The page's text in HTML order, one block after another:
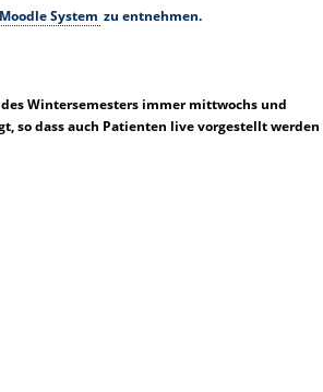
Moodle System zu entnehmen.
Wintersemesters immer mittwochs und
so dass auch Patienten live vorgestellt werden